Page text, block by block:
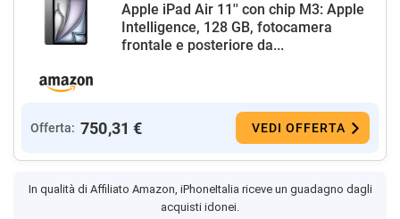
Apple iPad Air 11'' con chip M3: Apple
Intelligence, 128 GB, fotocamera
frontale e posteriore da...
Offerta: 750,31 € VEDI OFFERTA
In qualità di Affiliato Amazon, iPhoneItalia riceve un guadagno dagli
acquisti idonei.